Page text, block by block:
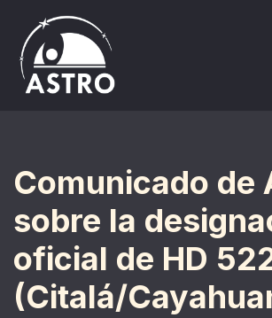
Saltar
al
contenido
Comunicado de
sobre la
oficial de HD
(Citalá/